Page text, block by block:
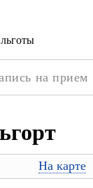
на прием
На карте